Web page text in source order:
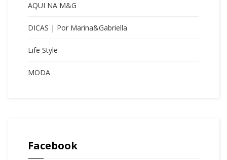
AQUI NA M&G
DICAS | Por Marina&Gabriella
Life Style
MODA
Facebook